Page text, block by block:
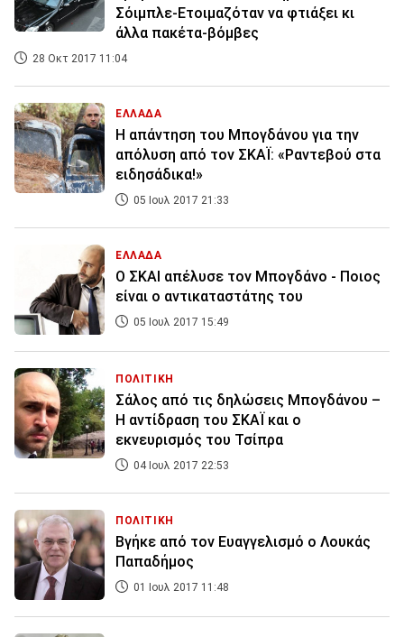
Σόιμπλε-Ετοιμαζόταν να φτιάξει κι
άλλα πακέτα-βόμβες
28 Οκτ 2017 11:04
ΕΛΛΑΔΑ
Η απάντηση του Μπογδάνου για την
απόλυση από τον ΣΚΑΪ: «Ραντεβού στα
ειδησάδικα!»
05 Ιουλ 2017 21:33
ΕΛΛΑΔΑ
O ΣΚΑΙ απέλυσε τον Μπογδάνο - Ποιος
είναι ο αντικαταστάτης του
05 Ιουλ 2017 15:49
ΠΟΛΙΤΙΚΗ
Σάλος από τις δηλώσεις Μπογδάνου –
Η αντίδραση του ΣΚΑΪ και ο
εκνευρισμός του Τσίπρα
04 Ιουλ 2017 22:53
ΠΟΛΙΤΙΚΗ
Βγήκε από τον Ευαγγελισμό ο Λουκάς
Παπαδήμος
01 Ιουλ 2017 11:48